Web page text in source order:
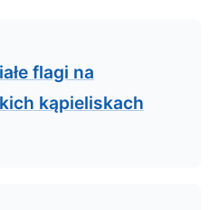
flagi na
kąpieliskach